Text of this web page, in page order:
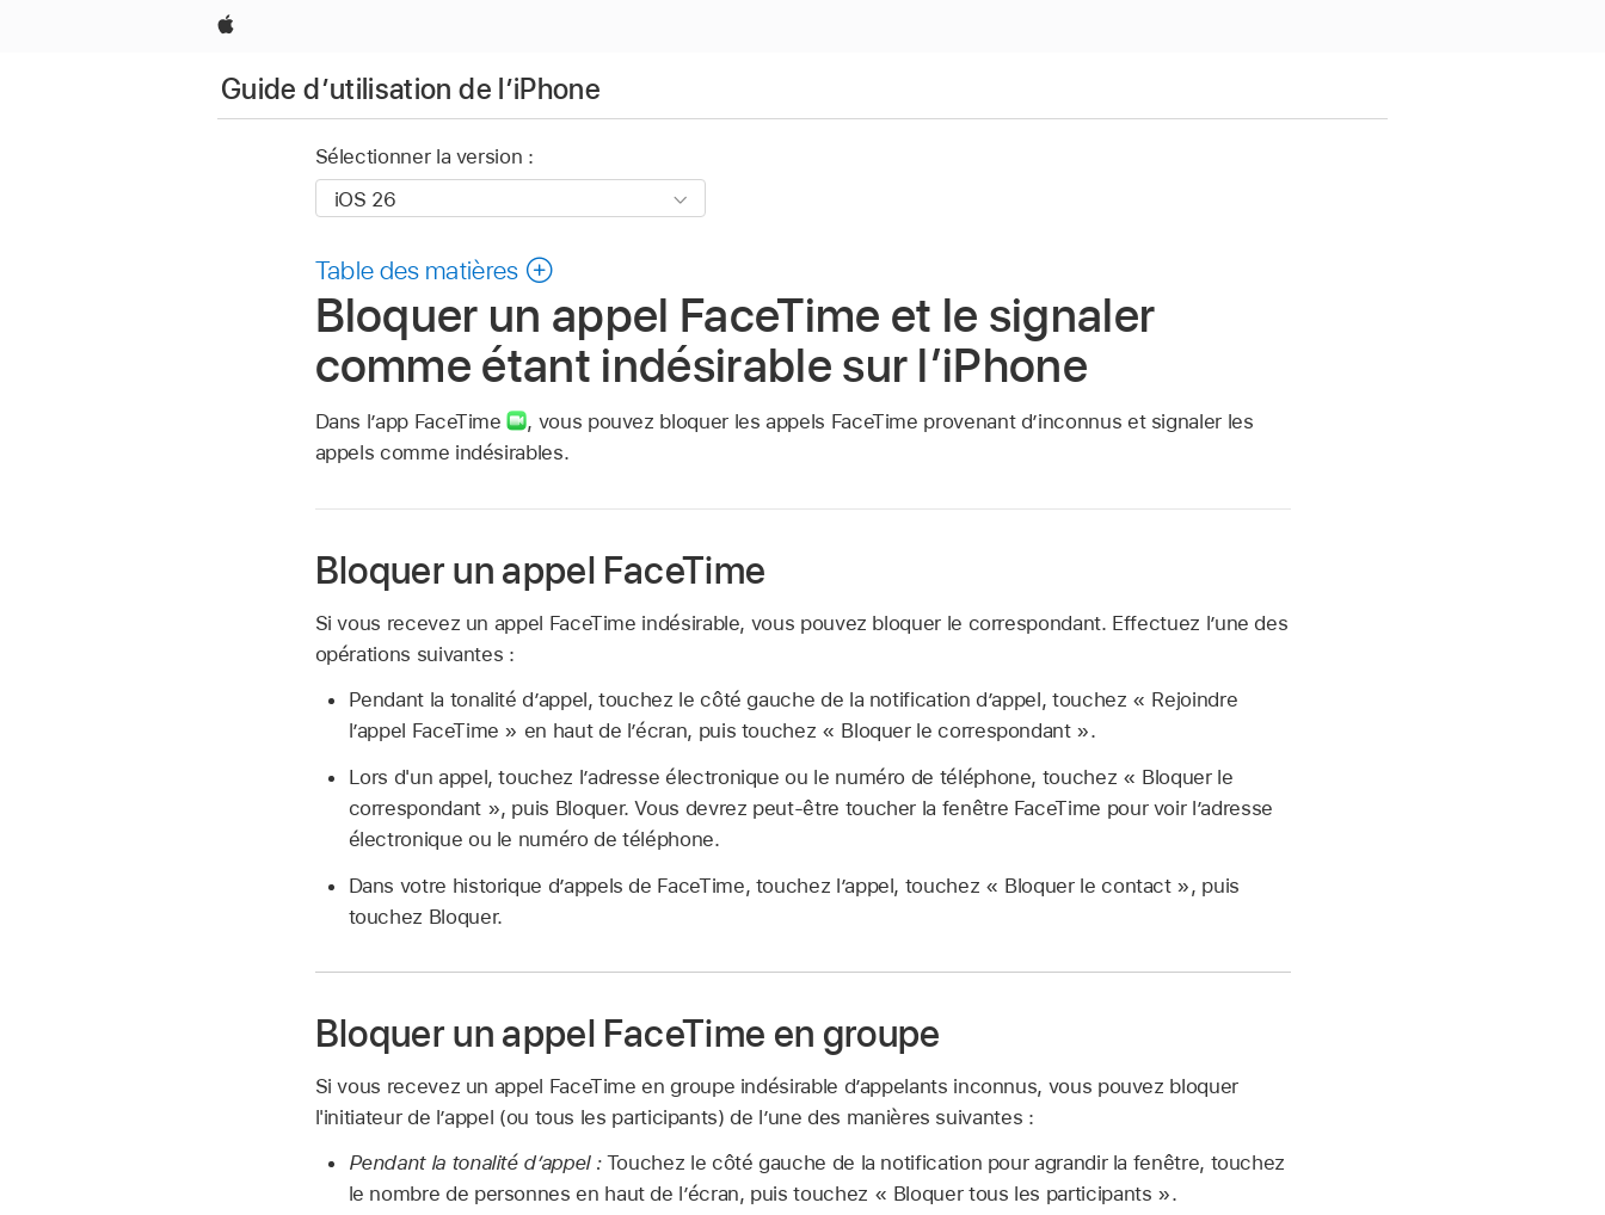
Apple
Guide d’utilisation de l’iPhone
Sélectionner la version :
Table des matières
Bloquer un appel FaceTime et le signaler
comme étant indésirable sur l’iPhone
Dans l’app FaceTime , vous pouvez bloquer les appels FaceTime provenant d’inconnus et signaler les
appels comme indésirables.
Bloquer un appel FaceTime
Si vous recevez un appel FaceTime indésirable, vous pouvez bloquer le correspondant. Effectuez l’une des
opérations suivantes :
Pendant la tonalité d’appel, touchez le côté gauche de la notification d’appel, touchez « Rejoindre
l’appel FaceTime » en haut de l’écran, puis touchez « Bloquer le correspondant ».
Lors d'un appel, touchez l’adresse électronique ou le numéro de téléphone, touchez « Bloquer le
correspondant », puis Bloquer. Vous devrez peut-être toucher la fenêtre FaceTime pour voir l’adresse
électronique ou le numéro de téléphone.
Dans votre historique d’appels de FaceTime, touchez l’appel, touchez « Bloquer le contact », puis
touchez Bloquer.
Bloquer un appel FaceTime en groupe
Si vous recevez un appel FaceTime en groupe indésirable d’appelants inconnus, vous pouvez bloquer
l'initiateur de l’appel (ou tous les participants) de l’une des manières suivantes :
Pendant la tonalité d’appel : Touchez le côté gauche de la notification pour agrandir la fenêtre, touchez
le nombre de personnes en haut de l’écran, puis touchez « Bloquer tous les participants ».